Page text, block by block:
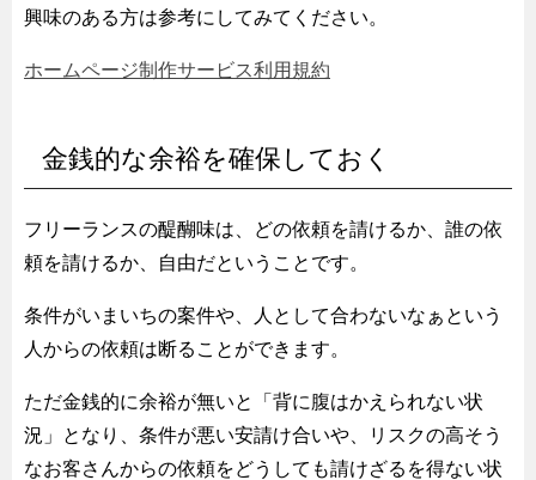
興味のある方は参考にしてみてください。
ホームページ制作サービス利用規約
金銭的な余裕を確保しておく
フリーランスの醍醐味は、どの依頼を請けるか、誰の依
頼を請けるか、自由だということです。
条件がいまいちの案件や、人として合わないなぁという
人からの依頼は断ることができます。
ただ金銭的に余裕が無いと「背に腹はかえられない状
況」となり、条件が悪い安請け合いや、リスクの高そう
なお客さんからの依頼をどうしても請けざるを得ない状